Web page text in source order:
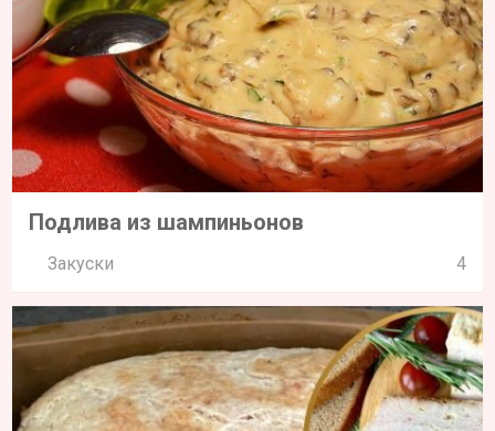
Подлива из шампиньонов
Закуски 4